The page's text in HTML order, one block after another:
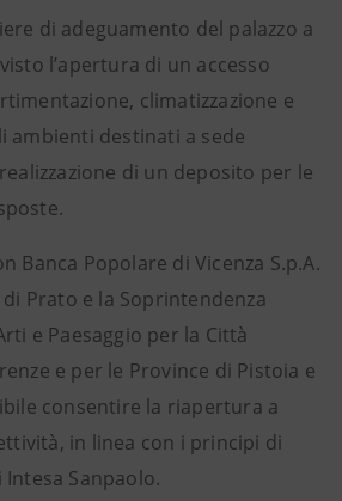
di adeguamento del palazzo a
l’apertura di un accesso
climatizzazione e
ambienti destinati a sede
di un deposito per le
Banca Popolare di Vicenza S.p.A.
di Prato e la Soprintendenza
e Paesaggio per la Città
e per le Province di Pistoia e
consentire la riapertura a
in linea con i principi di
Sanpaolo.